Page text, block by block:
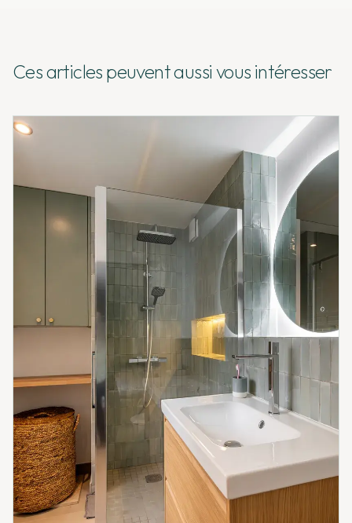
Ces articles peuvent aussi vous intéresser